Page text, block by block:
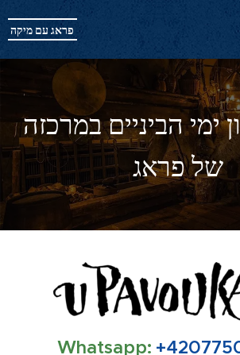
פראג עם מיקה
ימי הביניים במרכזה
של פראג
Whatsapp: